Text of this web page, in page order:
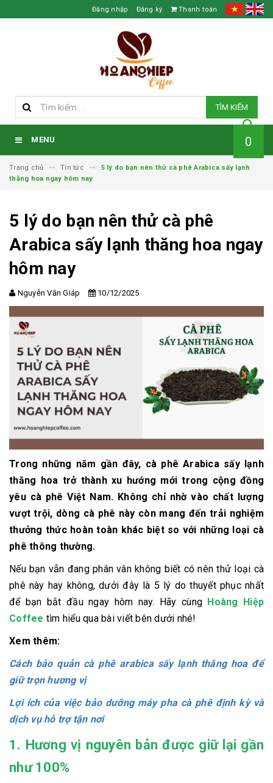
Đăng nhập Đăng ký Thanh toán
TÌM KIẾM
MENU 0
Trang chủ Tin tức
5 lý do bạn nên thử cà phê Arabica sấy lạnh
thăng hoa ngay hôm nay
5 lý do bạn nên thử cà phê
Arabica sấy lạnh thăng hoa ngay
hôm nay
Nguyễn Văn Giáp 10/12/2025
Trong những năm gần đây, cà phê Arabica sấy lạnh
thăng hoa trở thành xu hướng mới trong cộng đồng
yêu cà phê Việt Nam. Không chỉ nhờ vào chất lượng
vượt trội, dòng cà phê này còn mang đến trải nghiệm
thưởng thức hoàn toàn khác biệt so với những loại cà
phê thông thường.
Nếu bạn vẫn đang phân vân không biết có nên thử loại cà
phê này hay không, dưới đây là 5 lý do thuyết phục nhất
để bạn bắt đầu ngay hôm nay. Hãy cùng Hoàng Hiệp
Coffee tìm hiểu qua bài viết bên dưới nhé!
Xem thêm:
Cách bảo quản cà phê arabica sấy lạnh thăng hoa để
giữ trọn hương vị
Lợi ích của việc bảo dưỡng máy pha cà phê định kỳ và
dịch vụ hỗ trợ tận nơi
1. Hương vị nguyên bản được giữ lại gần
như 100%